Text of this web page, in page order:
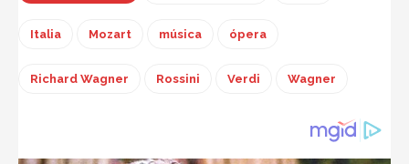
Italia Mozart música ópera
Richard Wagner Rossini Verdi Wagner